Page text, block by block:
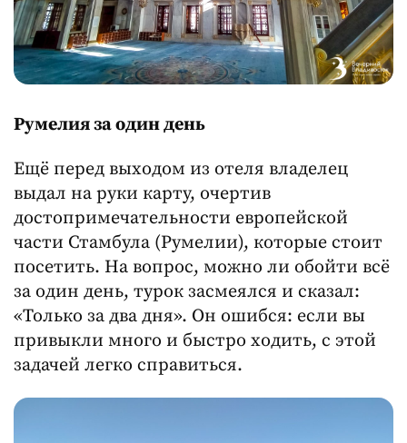
Румелия за один день
Ещё перед выходом из отеля владелец
выдал на руки карту, очертив
достопримечательности европейской
части Стамбула (Румелии), которые стоит
посетить. На вопрос, можно ли обойти всё
за один день, турок засмеялся и сказал:
«Только за два дня». Он ошибся: если вы
привыкли много и быстро ходить, с этой
задачей легко справиться.